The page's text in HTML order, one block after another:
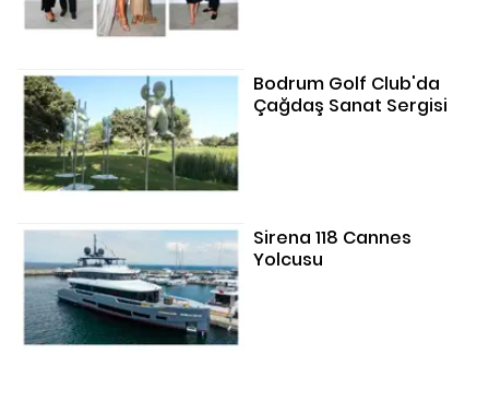
Bodrum Golf Club'da
Çağdaş Sanat Sergisi
Sirena 118 Cannes
Yolcusu